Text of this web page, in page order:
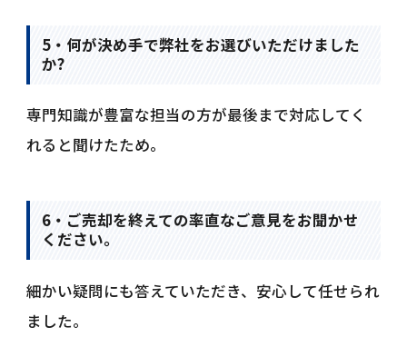
5・何が決め手で弊社をお選びいただけました
か?
専門知識が豊富な担当の方が最後まで対応してく
れると聞けたため。
6・ご売却を終えての率直なご意見をお聞かせ
ください。
細かい疑問にも答えていただき、安心して任せられ
ました。